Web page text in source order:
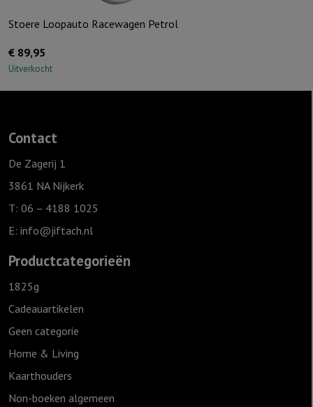
Stoere Loopauto Racewagen Petrol
€ 89,95
Uitverkocht
Contact
De Zagerij 1
3861 NA Nijkerk
T: 06 – 4188 1025
E: info@jiftach.nl
Productcategorieën
1825g
Cadeauartikelen
Geen categorie
Home & Living
Kaarthouders
Non-boeken algemeen